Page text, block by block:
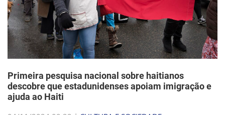
Primeira pesquisa nacional sobre haitianos
descobre que estadunidenses apoiam imigração e
ajuda ao Haiti